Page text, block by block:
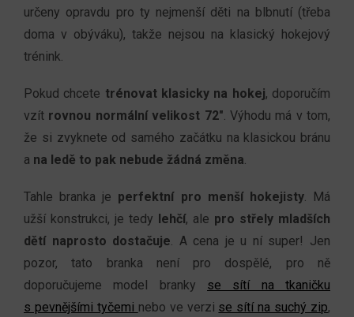
určeny opravdu pro ty nejmenší děti na blbnutí (třeba
doma v obýváku), takže nejsou na klasický hokejový
trénink.
Pokud chcete trénovat klasicky na hokej, doporučím
vzít rovnou normální velikost 72". Výhodu má v tom,
že si zvyknete od samého začátku na klasickou bránu
a na ledě to pak nebude žádná změna.
Tahle branka je perfektní pro menší hokejisty. Má
užší konstrukci, je tedy
lehčí, ale pro střely mladších
dětí naprosto dostačuje. A cena je u ní super! Jen
pozor, tato branka není pro dospělé, pro ně
doporučujeme model branky se sítí na tkaničku
s pevnějšími tyčemi nebo ve verzi se sítí na suchý zip,